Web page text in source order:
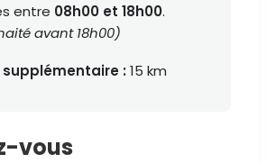
entre 08h00 et 18h00.
avant 18h00)
supplémentaire :15 km
vous